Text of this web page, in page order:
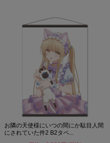
お隣の天使様にいつの間にか駄目人間
にされていた件2 B2タペ...